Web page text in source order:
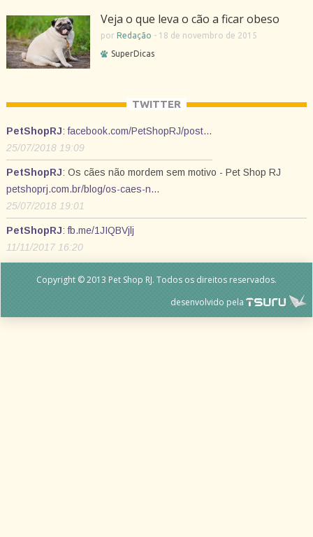
Veja o que leva o cão a ficar obeso
por Redação - 18 de novembro de 2015
SuperDicas
TWITTER
PetShopRJ:facebook.com/PetShopRJ/post…
25/07/2018 19:09
PetShopRJ: Os cães não mordem sem motivo - Pet Shop RJ
petshoprj.com.br/blog/os-caes-n…
25/07/2018 19:01
PetShopRJ:fb.me/1JIQBVjlj
11/11/2017 16:20
Copyright © 2013 Pet Shop RJ. Todos os direitos reservados.
desenvolvido pela